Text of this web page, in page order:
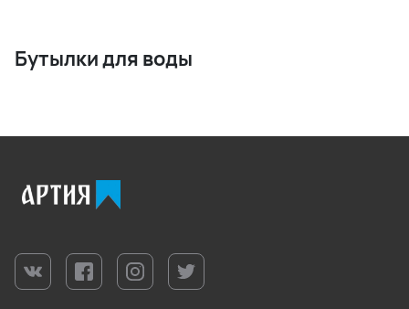
Бутылки для воды